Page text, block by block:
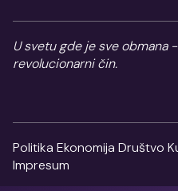
U svetu gde je sve obmana
revolucionarni čin.
Politika Ekonomija Društvo
Impresum